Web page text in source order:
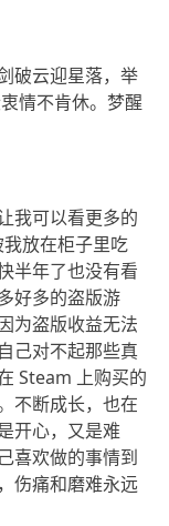
破云迎星落，举
情不肯休。梦醒
我可以看更多的
放在柜子里吃
半年了也没有看
好多的盗版游
为盗版收益无法
己对不起那些真
Steam 上购买的
不断成长，也在
开心，又是难
喜欢做的事情到
伤痛和磨难永远